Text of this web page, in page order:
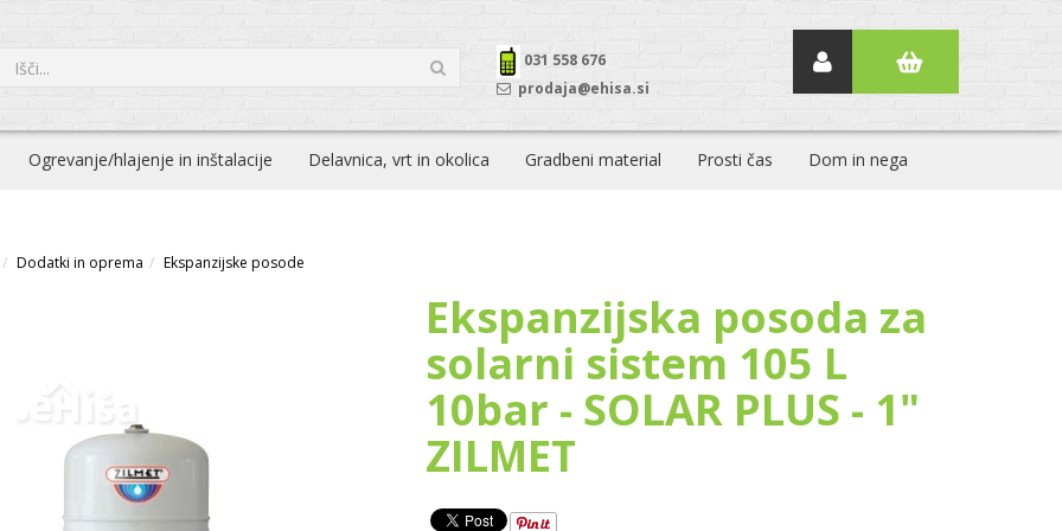
031 558 676
prodaja@ehisa.si
Ogrevanje/hlajenje in inštalacije Delavnica, vrt in okolica Gradbeni material Prosti čas Dom in nega
Dodatki in oprema Ekspanzijske posode
Ekspanzijska posoda za
solarni sistem 105 L
10bar - SOLAR PLUS - 1"
ZILMET